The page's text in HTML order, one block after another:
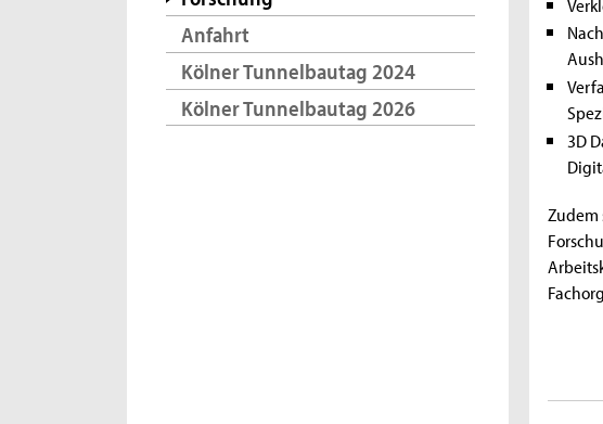
Anfahrt
Kölner Tunnelbautag 2024
Kölner Tunnelbautag 2026
3D